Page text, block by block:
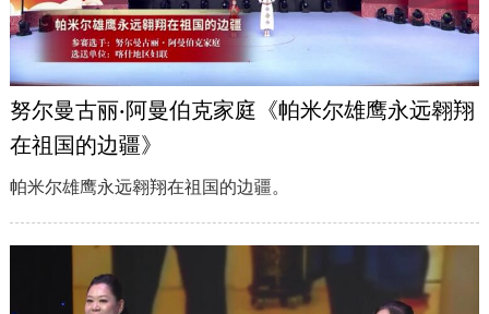
努尔曼古丽·阿曼伯克家庭《帕米尔雄鹰永远翱翔
在祖国的边疆》
帕米尔雄鹰永远翱翔在祖国的边疆。